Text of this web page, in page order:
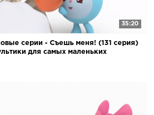
35:20
серии - Съешь меня! (131 серия)
для самых маленьких